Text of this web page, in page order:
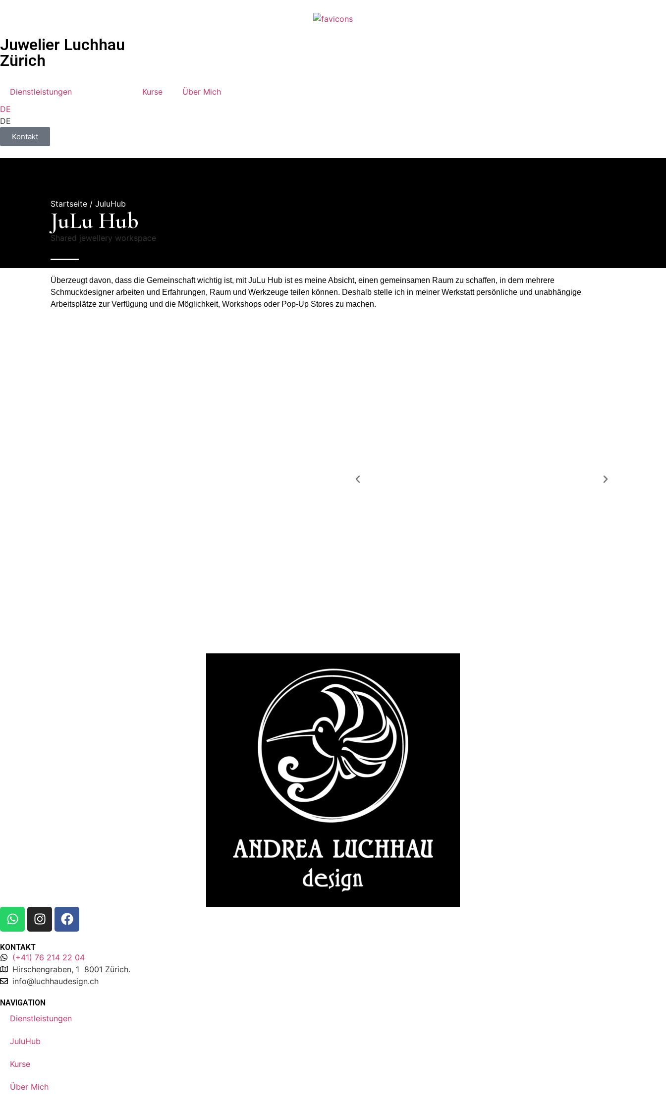
Juwelier Luchhau
Zürich
Dienstleistungen Kurse
Über Mich
DE
DE
Kontakt
Startseite / JuluHub
JuLu Hub
Shared jewellery workspace
Überzeugt davon, dass die Gemeinschaft wichtig ist, mit JuLu Hub ist es meine Absicht, einen gemeinsamen Raum zu schaffen, in dem mehrere
Schmuckdesigner arbeiten und Erfahrungen, Raum und Werkzeuge teilen können. Deshalb stelle ich in meiner Werkstatt persönliche und unabhängige
Arbeitsplätze zur Verfügung und die Möglichkeit, Workshops oder Pop-Up Stores zu machen.
KONTAKT
(+41) 76 214 22 04
Hirschengraben, 1 8001 Zürich.
info@luchhaudesign.ch
NAVIGATION
Dienstleistungen
JuluHub
Kurse
Über Mich